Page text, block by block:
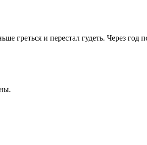
греться и перестал гудеть. Через год